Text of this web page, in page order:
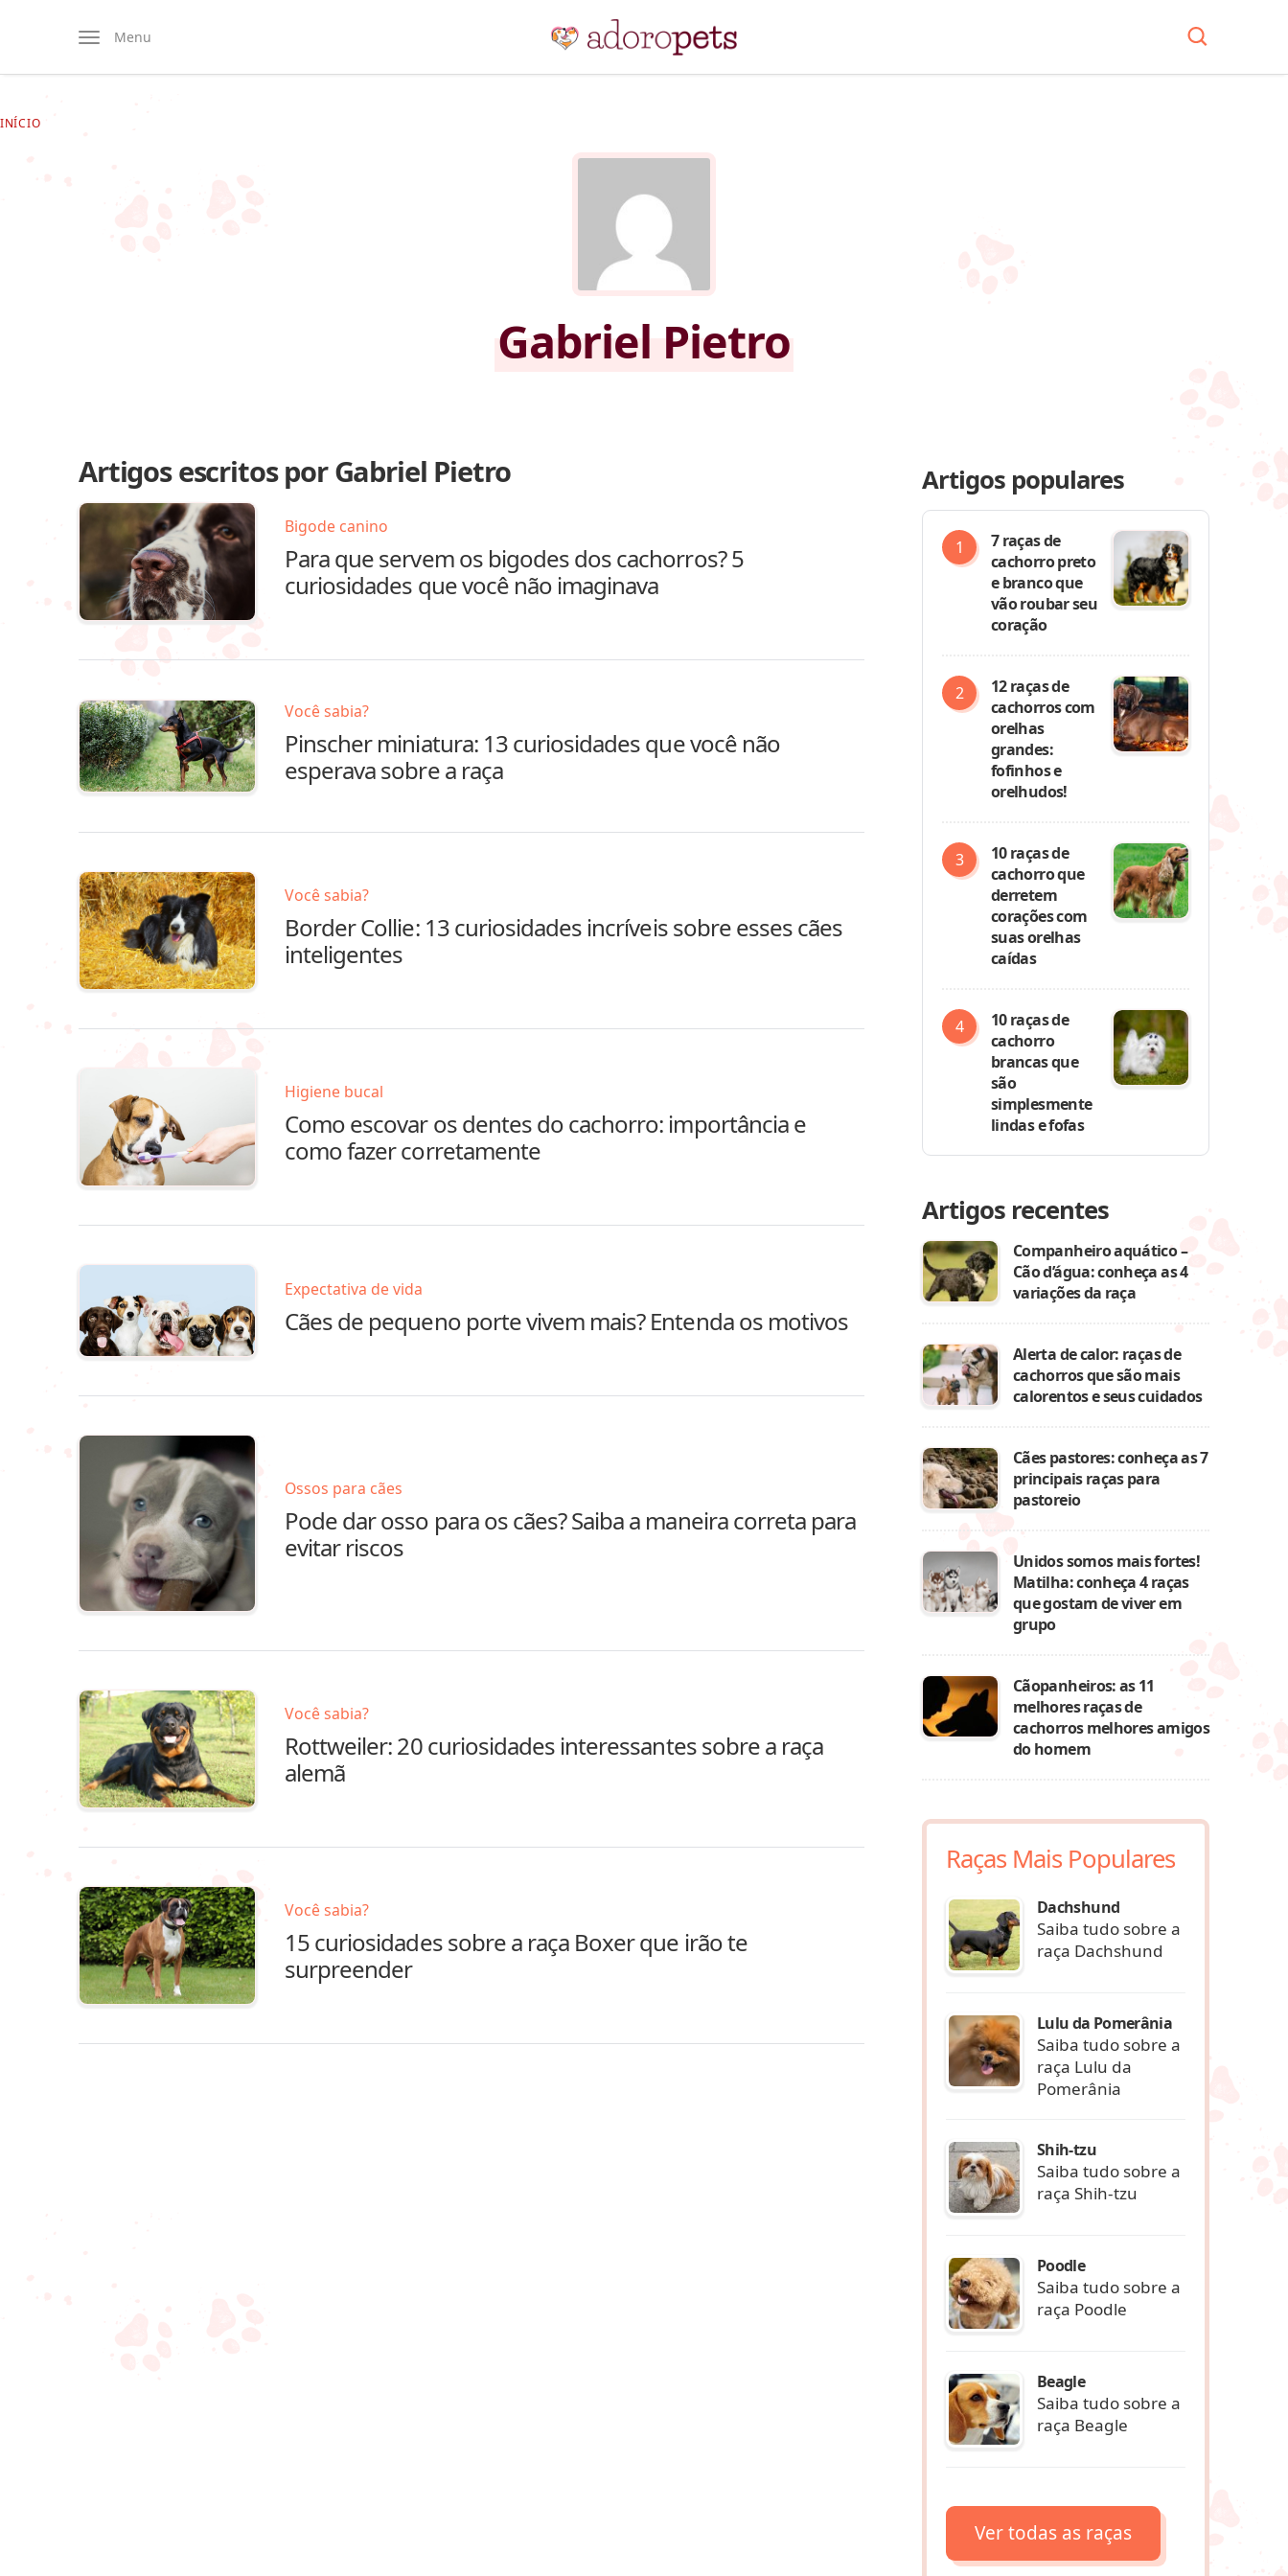
Menu
INÍCIO
Gabriel Pietro
Artigos escritos por Gabriel Pietro
Bigode canino
Para que servem os bigodes dos cachorros? 5
curiosidades que você não imaginava
Você sabia?
Pinscher miniatura: 13 curiosidades que você não
esperava sobre a raça
Você sabia?
Border Collie: 13 curiosidades incríveis sobre esses cães
inteligentes
Higiene bucal
Como escovar os dentes do cachorro: importância e
como fazer corretamente
Expectativa de vida
Cães de pequeno porte vivem mais? Entenda os motivos
Ossos para cães
Pode dar osso para os cães? Saiba a maneira correta para
evitar riscos
Você sabia?
Rottweiler: 20 curiosidades interessantes sobre a raça
alemã
Você sabia?
15 curiosidades sobre a raça Boxer que irão te
surpreender
Artigos populares
7 raças de
cachorro preto
e branco que
vão roubar seu
coração
12 raças de
cachorros com
orelhas
grandes:
fofinhos e
orelhudos!
10 raças de
cachorro que
derretem
corações com
suas orelhas
caídas
10 raças de
cachorro
brancas que
são
simplesmente
lindas e fofas
Artigos recentes
Companheiro aquático –
Cão d’água: conheça as 4
variações da raça
Alerta de calor: raças de
cachorros que são mais
calorentos e seus cuidados
Cães pastores: conheça as 7
principais raças para
pastoreio
Unidos somos mais fortes!
Matilha: conheça 4 raças
que gostam de viver em
grupo
Cãopanheiros: as 11
melhores raças de
cachorros melhores amigos
do homem
Raças Mais Populares
Dachshund
Saiba tudo sobre a
raça Dachshund
Lulu da Pomerânia
Saiba tudo sobre a
raça Lulu da
Pomerânia
Shih-tzu
Saiba tudo sobre a
raça Shih-tzu
Poodle
Saiba tudo sobre a
raça Poodle
Beagle
Saiba tudo sobre a
raça Beagle
Ver todas as raças